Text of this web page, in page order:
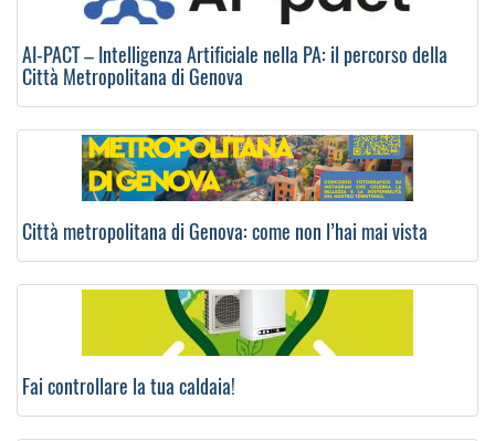
AI-PACT – Intelligenza Artificiale nella PA: il percorso della
Città Metropolitana di Genova
Città metropolitana di Genova: come non l’hai mai vista
Fai controllare la tua caldaia!